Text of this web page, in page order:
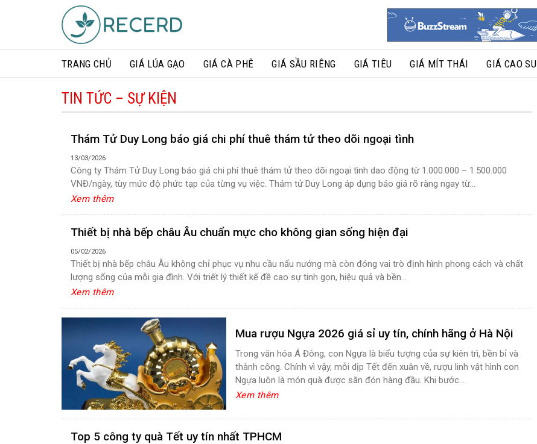
TRANG CHỦ GIÁ LÚA GẠO​ GIÁ CÀ PHÊ GIÁ SẦU RIÊNG GIÁ TIÊU GIÁ MÍT THÁI GIÁ CAO SU
TIN TỨC – SỰ KIỆN
Thám Tử Duy Long báo giá chi phí thuê thám tử theo dõi ngoại tình
13/03/2026
Công ty Thám Tử Duy Long báo giá chi phí thuê thám tử theo dõi ngoại tình dao động từ 1.000.000 – 1.500.000
VNĐ/ngày, tùy mức độ phức tạp của từng vụ việc. Thám tử Duy Long áp dụng báo giá rõ ràng ngay từ...
Xem thêm
Thiết bị nhà bếp châu Âu chuẩn mực cho không gian sống hiện đại
05/02/2026
Thiết bị nhà bếp châu Âu không chỉ phục vụ nhu cầu nấu nướng mà còn đóng vai trò định hình phong cách và chất
lượng sống của mỗi gia đình. Với triết lý thiết kế đề cao sự tinh gọn, hiệu quả và bền...
Xem thêm
Mua rượu Ngựa 2026 giá sỉ uy tín, chính hãng ở Hà Nội
Trong văn hóa Á Đông, con Ngựa là biểu tượng của sự kiên trì, bền bỉ và
thành công. Chính vì vậy, mỗi dịp Tết đến xuân về, rượu linh vật hình con
Ngựa luôn là món quà được săn đón hàng đầu. Khi bước...
Xem thêm
Top 5 công ty quà Tết uy tín nhất TPHCM